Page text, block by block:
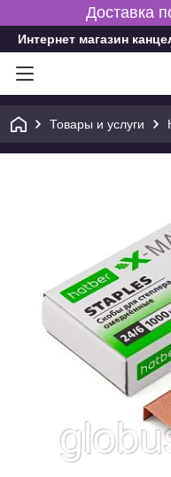
Доставка
Интернет магазин
Товары и услуги